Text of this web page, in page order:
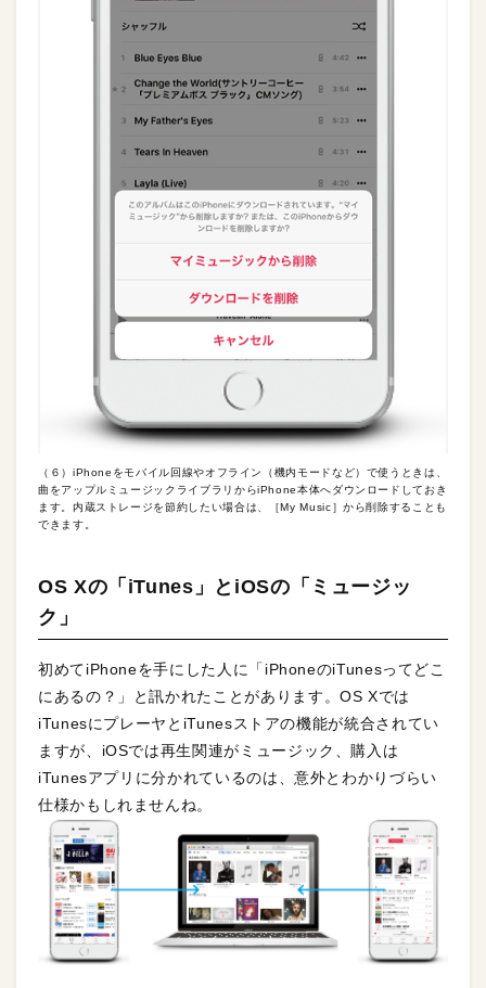
（６）iPhoneをモバイル回線やオフライン（機内モードなど）で使うときは、
曲をアップルミュージックライブラリからiPhone本体へダウンロードしておき
ます。内蔵ストレージを節約したい場合は、［My Music］から削除することも
できます。
OS Xの「iTunes」とiOSの「ミュージッ
ク」
初めてiPhoneを手にした人に「iPhoneのiTunesってどこ
にあるの？」と訊かれたことがあります。OS Xでは
iTunesにプレーヤとiTunesストアの機能が統合されてい
ますが、iOSでは再生関連がミュージック、購入は
iTunesアプリに分かれているのは、意外とわかりづらい
仕様かもしれませんね。